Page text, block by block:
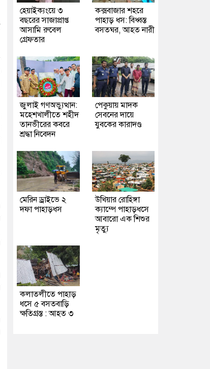
হেয়াইক্যংয়ে ৩
বছরের সাজাপ্রাপ্ত
আসামি রুবেল
গ্রেফতার
কক্সবাজার শহরে
পাহাড় ধস: বিধ্বস্ত
বসতঘর, আহত নারী
জুলাই গণঅভ্যুত্থান:
মহেশখালীতে শহীদ
তানভীরের কবরে
শ্রদ্ধা নিবেদন
পেকুয়ায় মাদক
সেবনের দায়ে
যুবকের কারাদণ্ড
মেরিন ড্রাইভে ২
দফা পাহাড়ধস
উখিয়ার রোহিঙ্গা
ক্যাম্পে পাহাড়ধসে
আবারো এক শিশুর
মৃত্যু
কলাতলীতে পাহাড়
ধসে ৫ বসতবাড়ি
ক্ষতিগ্রস্ত : আহত ৩